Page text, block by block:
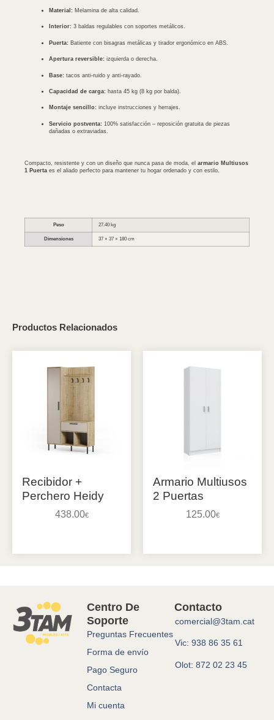
Productos Relacionados
Recibidor +
Perchero Heidy
438.00€
Armario Multiusos
2 Puertas
125.00€
Material: Melamina de alta calidad.
Interior: 3 baldas regulables con soportes metálicos.
Puerta: Batiente con bisagras metálicas y tirador ergonómico en ABS.
Apertura reversible: izquierda o derecha.
Base: tacos anti-ruido y anti-rayado.
Capacidad de carga: hasta 45 kg (8 kg por balda).
Montaje sencillo: incluye instrucciones y herrajes.
Servicio postventa: 100% satisfacción – reposición gratuita de piezas
dañadas o extraviadas.
Compacto, resistente y con un diseño que nunca pasa de moda, el armario Multiusos
1 Puerta es el aliado perfecto para mantener tu hogar ordenado y con estilo.
Peso 27.40 kg
Dimensiones 37 × 37 × 180 cm
Contacto
comercial@3tam.cat
Vic: 938 86 35 61
Olot: 872 02 23 45
Centro De
Soporte
Preguntas Frecuentes
Forma de envío
Pago Seguro
Contacta
Mi cuenta